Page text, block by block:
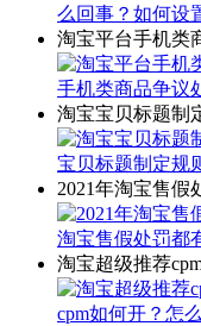
么回事？如何设
淘宝平台手机类
手机类商品争议
淘宝宝贝标题制
宝贝标题制定规
2021年淘宝售假
淘宝售假处罚都
淘宝超级推荐
cpm如何开？怎